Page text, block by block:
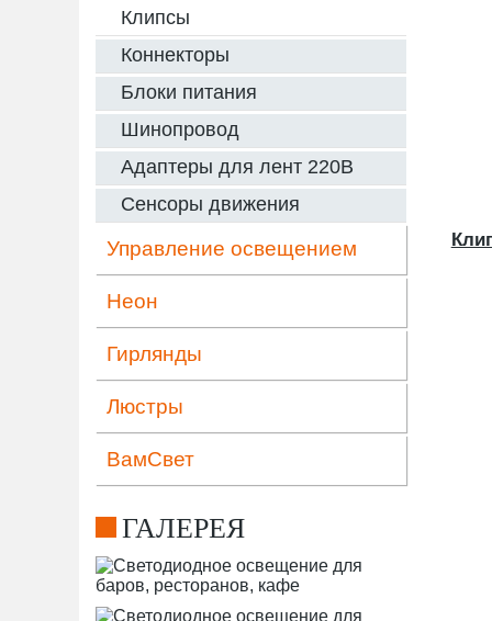
Клипсы
Коннекторы
Блоки питания
Шинопровод
Адаптеры для лент 220В
Сенсоры движения
Управление освещением
Неон
Гирлянды
Люстры
ВамСвет
ГАЛЕРЕЯ